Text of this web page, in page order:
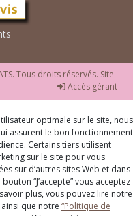
Tous droits réservés. Site
Accès gérant
optimale sur le site, nous
assurent le bon fonctionnement
Certains tiers utilisent
sur le site pour vous
sur d’autres sites Web et dans
“J’accepte” vous acceptez
plus, vous pouvez lire notre
ainsi que notre “Politique de